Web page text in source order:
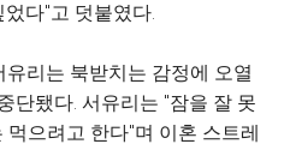
다"고 덧붙였다.
리는 북받치는 감정에 오열
단됐다. 서유리는 "잠을 잘 못
으려고 한다"며 이혼 스트레